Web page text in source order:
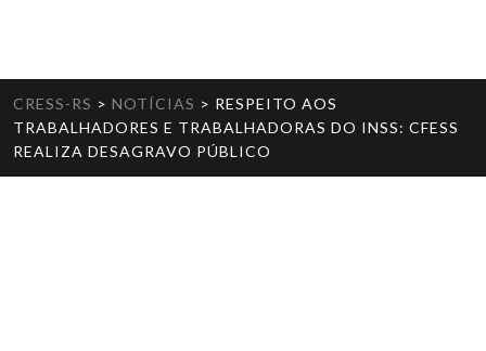
CRESS-RS > NOTÍCIAS > RESPEITO AOS
TRABALHADORES E TRABALHADORAS DO INSS: CFESS
REALIZA DESAGRAVO PÚBLICO